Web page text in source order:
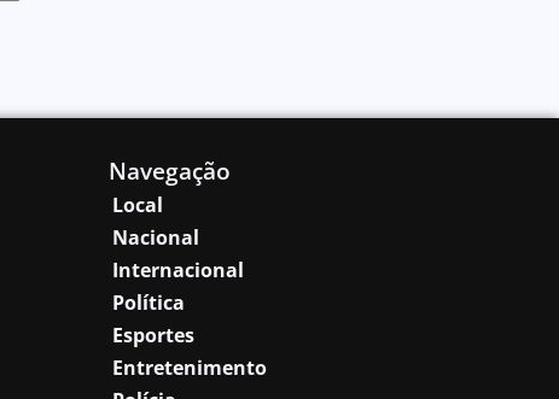
Navegação
Local
Nacional
Internacional
Política
Esportes
Entretenimento